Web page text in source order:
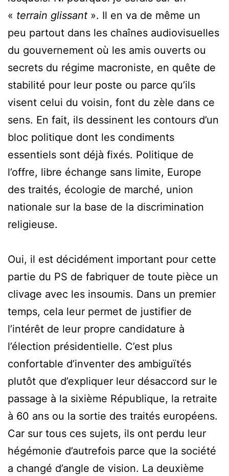
« terrain glissant ». Il en va de même un
peu partout dans les chaînes audiovisuelles
du gouvernement où les amis ouverts ou
secrets du régime macroniste, en quête de
stabilité pour leur poste ou parce qu’ils
visent celui du voisin, font du zèle dans ce
sens. En fait, ils dessinent les contours d’un
bloc politique dont les condiments
essentiels sont déjà fixés. Politique de
l’offre, libre échange sans limite, Europe
des traités, écologie de marché, union
nationale sur la base de la discrimination
religieuse.
Oui, il est décidément important pour cette
partie du PS de fabriquer de toute pièce un
clivage avec les insoumis. Dans un premier
temps, cela leur permet de justifier de
l’intérêt de leur propre candidature à
l’élection présidentielle. C’est plus
confortable d’inventer des ambiguïtés
plutôt que d’expliquer leur désaccord sur le
passage à la sixième République, la retraite
à 60 ans ou la sortie des traités européens.
Car sur tous ces sujets, ils ont perdu leur
hégémonie d’autrefois parce que la société
a changé d’angle de vision. La deuxième